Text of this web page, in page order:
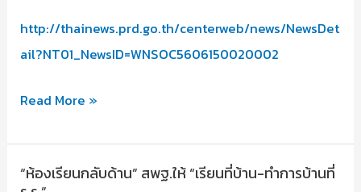
http://thainews.prd.go.th/centerweb/news/NewsDet
ail?NT01_NewsID=WNSOC5606150020002
โรงเรียน
ชั่วโมง
เรียน
Read More »
“ห้องเรียนกลับด้าน” สพฐ.ให้ “เรียนที่บ้าน-ทำการบ้านที่